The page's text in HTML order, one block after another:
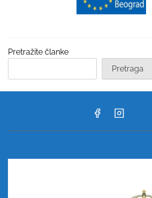
Pretražite članke
Pretraga